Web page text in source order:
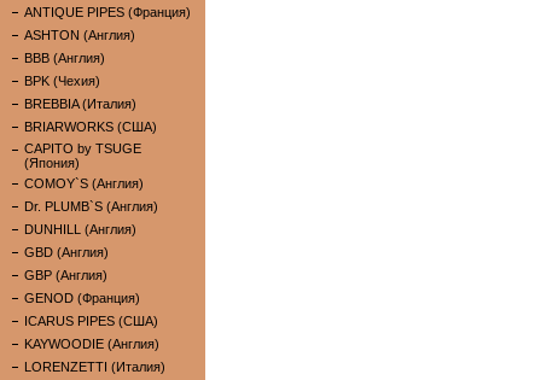
ANTIQUE PIPES (Франция)
ASHTON (Англия)
BBB (Англия)
BPK (Чехия)
BREBBIA (Италия)
BRIARWORKS (США)
CAPITO by TSUGE
(Япония)
COMOY`S (Англия)
Dr. PLUMB`S (Англия)
DUNHILL (Англия)
GBD (Англия)
GBP (Англия)
GENOD (Франция)
ICARUS PIPES (США)
KAYWOODIE (Англия)
LORENZETTI (Италия)